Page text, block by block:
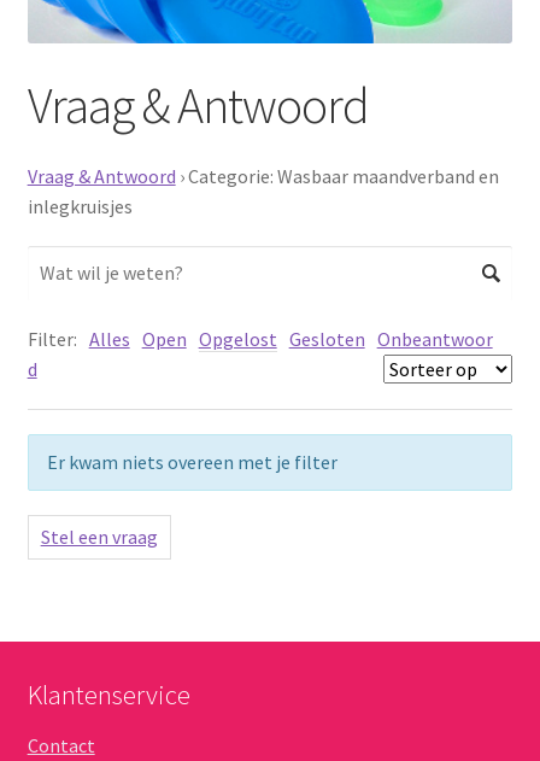
Schoonmaken
Voordeelpakketten
wat je nog meer wil weten
Vraag & Antwoord
Vraag & Antwoord ›Categorie: Wasbaar maandverband en
inlegkruisjes
Filter: Alles Open Opgelost Gesloten Onbeantwoor
d
Er kwam niets overeen met je filter
Stel een vraag
Klantenservice
Contact